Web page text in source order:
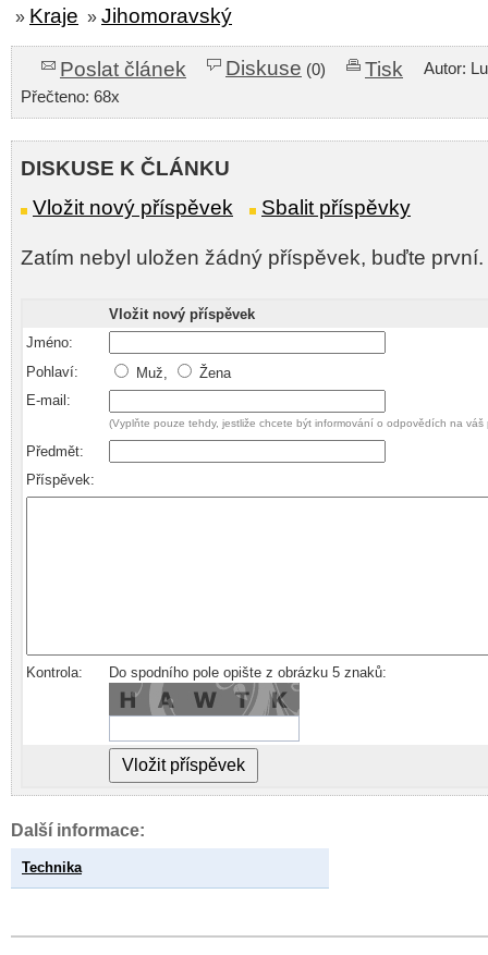
» Kraje » Jihomoravský
Poslat článek Diskuse (0) Tisk
Autor:
Přečteno: 68x
DISKUSE K ČLÁNKU
Vložit nový příspěvek
Sbalit příspěvky
Zatím nebyl uložen žádný příspěvek, buďte první.
Vložit nový příspěvek
Jméno:
Pohlaví:
Muž,
Žena
E-mail:
(Vyplňte pouze tehdy, jestliže chcete být informování o odpovědích na váš
Předmět:
Příspěvek:
Kontrola: Do spodního pole opište z obrázku 5 znaků:
Další informace:
Technika